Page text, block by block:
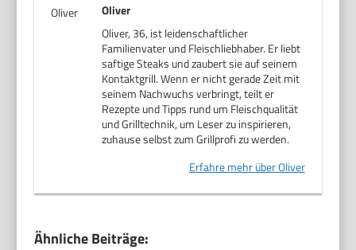
Oliver
Oliver, 36, ist leidenschaftlicher
Familienvater und Fleischliebhaber. Er liebt
saftige Steaks und zaubert sie auf seinem
Kontaktgrill. Wenn er nicht gerade Zeit mit
seinem Nachwuchs verbringt, teilt er
Rezepte und Tipps rund um Fleischqualität
und Grilltechnik, um Leser zu inspirieren,
zuhause selbst zum Grillprofi zu werden.
Erfahre mehr über Oliver
Ähnliche Beiträge: